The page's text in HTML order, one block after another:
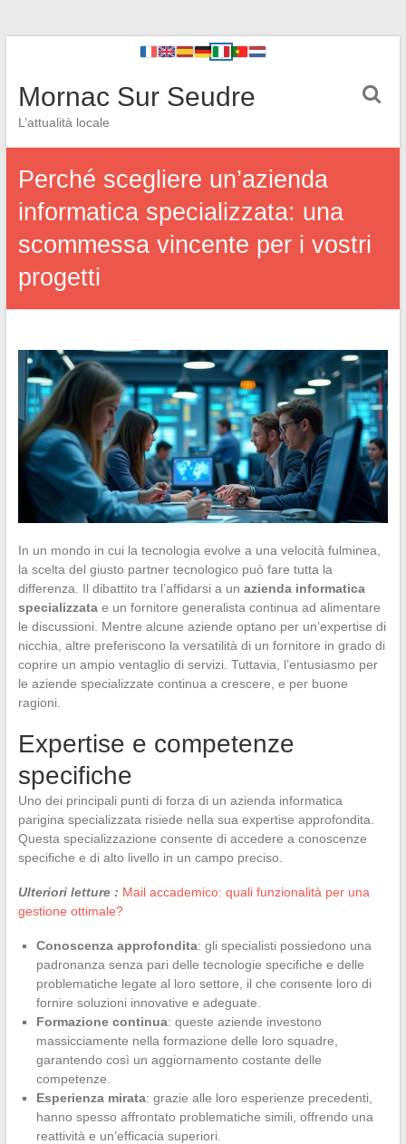
Mornac Sur Seudre
L’attualità locale
Perché scegliere un’azienda
informatica specializzata: una
scommessa vincente per i vostri
progetti
In un mondo in cui la tecnologia evolve a una velocità fulminea,
la scelta del giusto partner tecnologico può fare tutta la
differenza. Il dibattito tra l’affidarsi a un azienda informatica
specializzatae un fornitore generalista continua ad alimentare
le discussioni. Mentre alcune aziende optano per un’expertise di
nicchia, altre preferiscono la versatilità di un fornitore in grado di
coprire un ampio ventaglio di servizi. Tuttavia, l’entusiasmo per
le aziende specializzate continua a crescere, e per buone
ragioni.
Expertise e competenze
specifiche
Uno dei principali punti di forza di un azienda informatica
parigina specializzata risiede nella sua expertise approfondita.
Questa specializzazione consente di accedere a conoscenze
specifiche e di alto livello in un campo preciso.
Ulteriori letture : Mail accademico: quali funzionalità per una
gestione ottimale?
Conoscenza approfondita: gli specialisti possiedono una
padronanza senza pari delle tecnologie specifiche e delle
problematiche legate al loro settore, il che consente loro di
fornire soluzioni innovative e adeguate.
Formazione continua: queste aziende investono
massicciamente nella formazione delle loro squadre,
garantendo così un aggiornamento costante delle
competenze.
Esperienza mirata: grazie alle loro esperienze precedenti,
hanno spesso affrontato problematiche simili, offrendo una
reattività e un’efficacia superiori.